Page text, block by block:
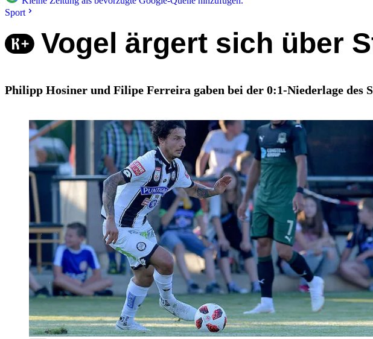
Sport
Vogel ärgert sich über
Philipp Hosiner und Filipe Ferreira gaben bei der 0:1-Niederlage